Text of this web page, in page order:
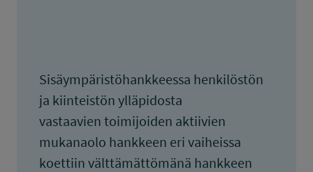
Sisäympäristöhankkeessa henkilöstön
ja kiinteistön ylläpidosta
vastaavien toimijoiden aktiivien
mukanaolo hankkeen eri vaiheissa
koettiin välttämättömänä hankkeen